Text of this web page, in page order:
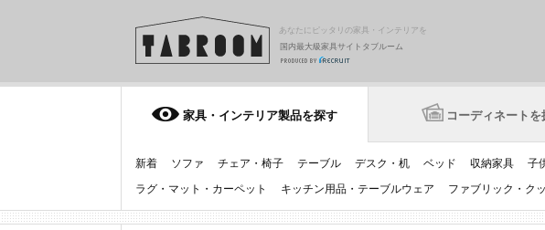
あなたにピッタリの家具・インテリアを
国内最大級家具サイトタブルーム
家具・インテリア製品を探す コーディネートを
新着 ソファ チェア・椅子 テーブル デスク・机 ベッド 収納家具 子
ラグ・マット・カーペット
キッチン用品・テーブルウェア ファブリック・ク